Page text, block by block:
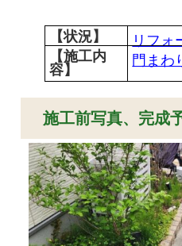
【状況】
リフォ
【施工内
容】
門まわ
施工前写真、完成